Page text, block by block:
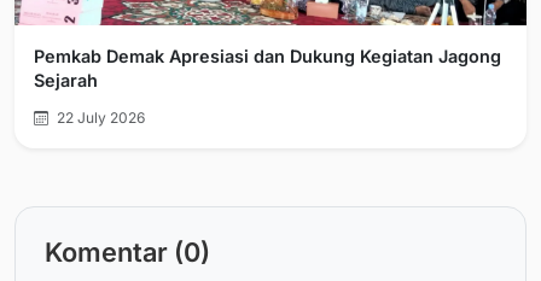
Pemkab Demak Apresiasi dan Dukung Kegiatan Jagong
Sejarah
22 July 2026
Komentar (0)